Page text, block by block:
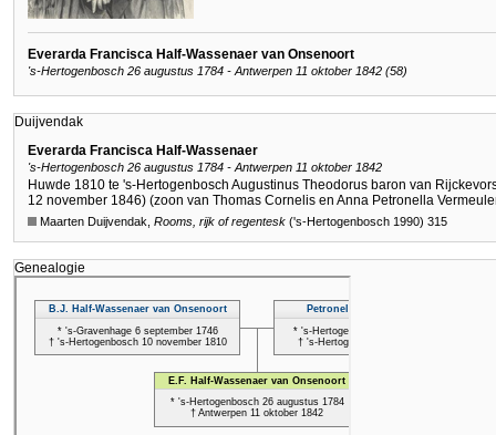
Everarda Francisca Half-Wassenaer van Onsenoort
's-Hertogenbosch 26 augustus 1784 - Antwerpen 11 oktober 1842 (58)
Duijvendak
Everarda Francisca Half-Wassenaer
's-Hertogenbosch 26 augustus 1784 - Antwerpen 11 oktober 1842
Huwde 1810 te 's-Hertogenbosch Augustinus Theodorus baron van
12 november 1846) (zoon van Thomas Cornelis en Anna Petronella
Maarten Duijvendak, Rooms, rijk of regentesk ('s-Hertogenbosch 1990) 315
Genealogie